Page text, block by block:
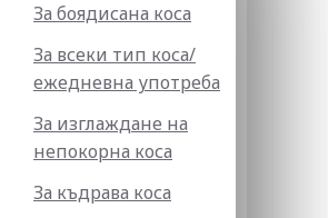
За боядисана коса
За всеки тип коса/
ежедневна употреба
За изглаждане на
непокорна коса
За къдрава коса